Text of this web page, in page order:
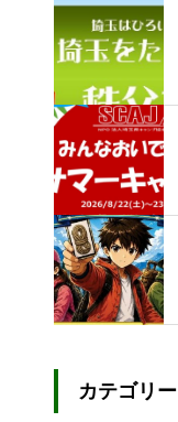
カテゴリー